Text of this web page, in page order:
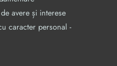
avere și interese
caracter personal -